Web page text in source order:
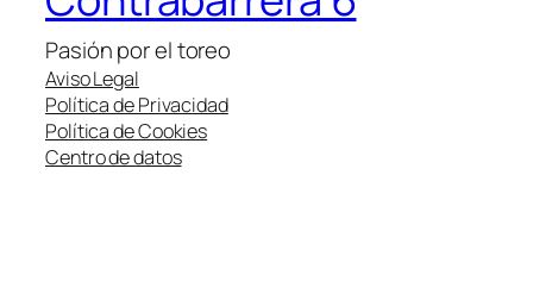
Pasión por el toreo
Aviso Legal
Política de Privacidad
Política de Cookies
Centro de datos